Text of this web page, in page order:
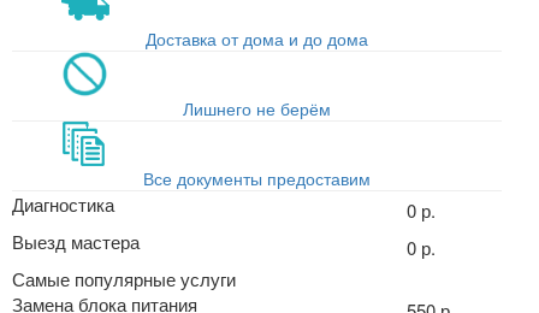
Доставка от дома и до дома
Лишнего не берём
Все документы предоставим
Диагностика
0 р.
Выезд мастера
0 р.
Самые популярные услуги
Замена блока питания